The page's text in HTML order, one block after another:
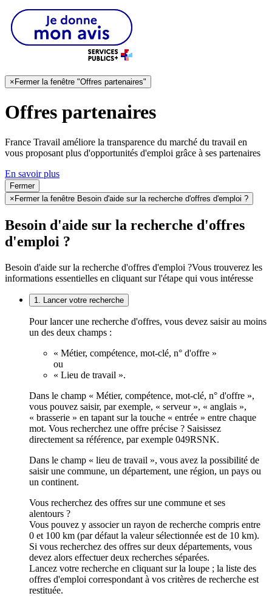
× Fermer la fenêtre "Offres partenaires"
Offres partenaires
France Travail améliore la transparence du marché du travail en
vous proposant plus d'opportunités d'emploi grâce à ses partenaires
En savoir plus
Fermer
× Fermer la fenêtre Besoin d'aide sur la recherche d'offres d'emploi ?
Besoin d'aide sur la recherche d'offres
d'emploi ?
Besoin d'aide sur la recherche d'offres d'emploi ?Vous trouverez les
informations essentielles en cliquant sur l'étape qui vous intéresse
1. Lancer votre recherche
Pour lancer une recherche d'offres, vous devez saisir au moins
un des deux champs :
« Métier, compétence, mot-clé, n° d'offre »
ou
« Lieu de travail ».
Dans le champ « Métier, compétence, mot-clé, n° d'offre »,
vous pouvez saisir, par exemple, « serveur », « anglais »,
« brasserie » en tapant sur la touche « entrée » entre chaque
mot. Vous recherchez une offre précise ? Saisissez
directement sa référence, par exemple 049RSNK.
Dans le champ « lieu de travail », vous avez la possibilité de
saisir une commune, un département, une région, un pays ou
un continent.
Vous recherchez des offres sur une commune et ses
alentours ?
Vous pouvez y associer un rayon de recherche compris entre
0 et 100 km (par défaut la valeur sélectionnée est de 10 km).
Si vous recherchez des offres sur deux départements, vous
devez alors effectuer deux recherches séparées.
Lancez votre recherche en cliquant sur la loupe ; la liste des
offres d'emploi correspondant à vos critères de recherche est
restituée.